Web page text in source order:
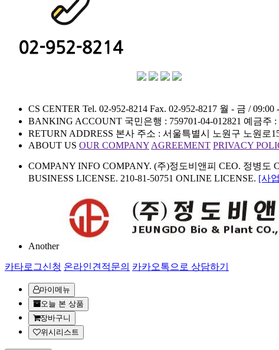
CS CENTER Tel. 02-952-8214 Fax. 02-952-8217 월 - 금 / 09:00
BANKING ACCOUNT 국민은행 : 759701-04-012821 예금주 :
RETURN ADDRESS 본사 주소 : 서울특별시 노원구 노원로
ABOUT US OUR COMPANY AGREEMENT PRIVACY
COMPANY INFO COMPANY. (주)정도비앤피 CEO. 정병도
BUSINESS LICENSE. 210-81-50751 ONLINE LICENSE. [사
Another
카타로그신청 온라인견적문의 카카오톡으로 상담하기
마이메뉴
오늘 본 상품
장바구니
위시리스트